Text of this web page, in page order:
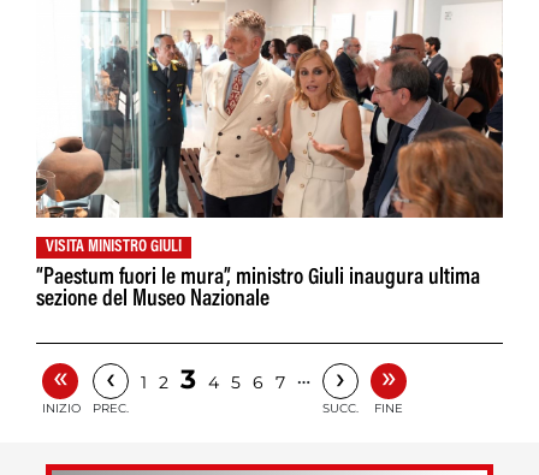
VISITA MINISTRO GIULI
“Paestum fuori le mura”, ministro Giuli inaugura ultima
sezione del Museo Nazionale
«
INIZIO
‹
PREC.
1 2 3 4 5 6 7 … ›
SUCC.
»
FINE